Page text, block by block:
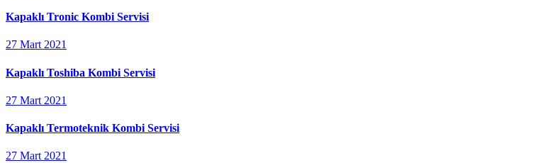
Kapaklı Tronic Kombi Servisi
27 Mart 2021
Kapaklı Toshiba Kombi Servisi
27 Mart 2021
Kapaklı Termoteknik Kombi Servisi
27 Mart 2021